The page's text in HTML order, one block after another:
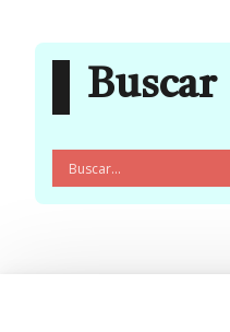
Buscar